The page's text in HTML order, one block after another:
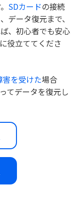
SDカードの接続
データ復元まで、
、初心者でも安心
役立ててくださ
害を受けた場合
てデータを復元し